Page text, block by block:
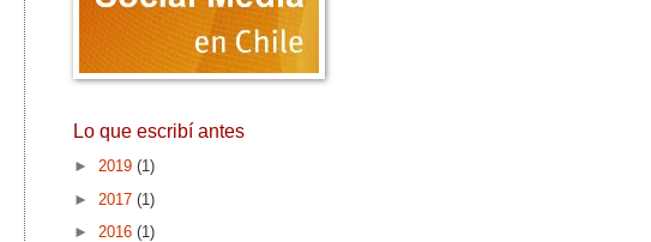
Lo que escribí antes
► 2019 (1)
► 2017 (1)
► 2016 (1)